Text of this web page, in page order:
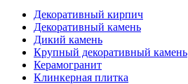
Декоративный кирпич
Декоративный камень
Дикий камень
Крупный декоративный камень
Керамогранит
Клинкерная плитка